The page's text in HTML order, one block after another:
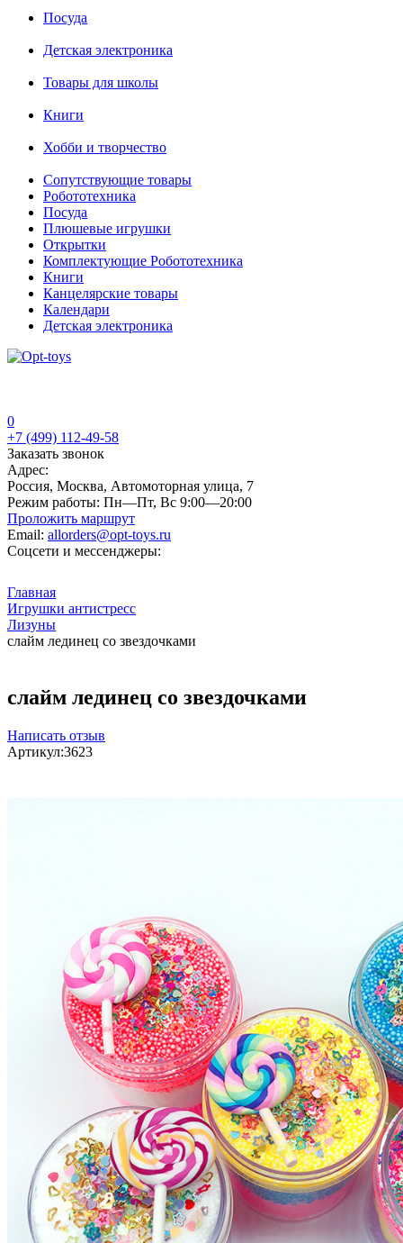
Посуда
Детская электроника
Товары для школы
Книги
Хобби и творчество
Сопутствующие товары
Робототехника
Посуда
Плюшевые игрушки
Открытки
Комплектующие Робототехника
Книги
Канцелярские товары
Календари
Детская электроника
0
+7 (499) 112-49-58
Заказать звонок
Адрес:
Россия, Москва, Автомоторная улица, 7
Режим работы: Пн—Пт, Вс 9:00—20:00
Проложить маршрут
Email: allorders@opt-toys.ru
Соцсети и мессенджеры:
Главная
Игрушки антистресс
Лизуны
слайм лединец со звездочками
слайм лединец со звездочками
Написать отзыв
Артикул:3623